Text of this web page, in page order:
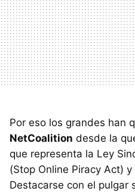
Por eso los grandes han
NetCoalition desde la
que representa la Ley
(Stop Online Piracy Act) y
Destacarse con el pulgar